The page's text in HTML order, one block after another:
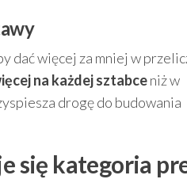
dać więcej za mniej w
na każdej sztabceniż w
drogę do budowania
się kategoria